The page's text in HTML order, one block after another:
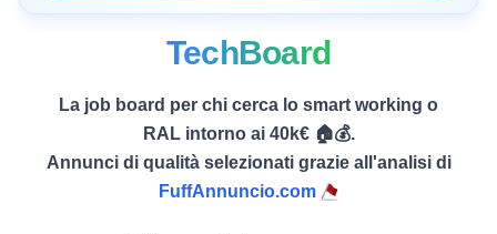
TechBoard
La job board per chi cerca lo smart working o
RAL intorno ai 40k€ 🏠💰.
Annunci di qualità selezionati grazie all'analisi di
FuffAnnuncio.com